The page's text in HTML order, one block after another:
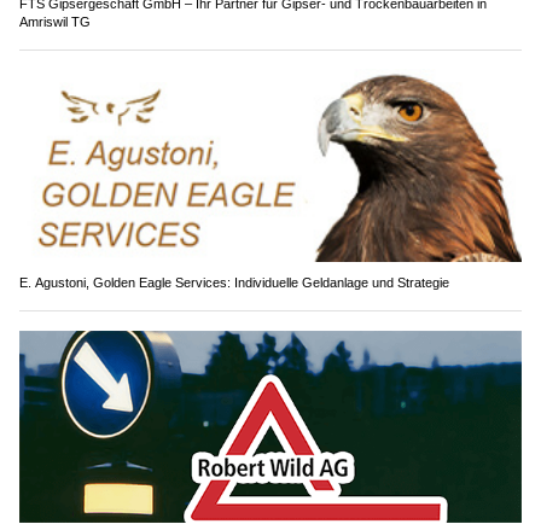
FTS Gipsergeschäft GmbH – Ihr Partner für Gipser- und Trockenbauarbeiten in
Amriswil TG
E. Agustoni, Golden Eagle Services: Individuelle Geldanlage und Strategie